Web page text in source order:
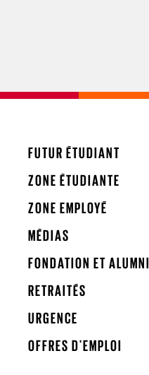
FUTUR ÉTUDIANT
ZONE ÉTUDIANTE
ZONE EMPLOYÉ
MÉDIAS
FONDATION ET ALUMNI
RETRAITÉS
URGENCE
OFFRES D'EMPLOI